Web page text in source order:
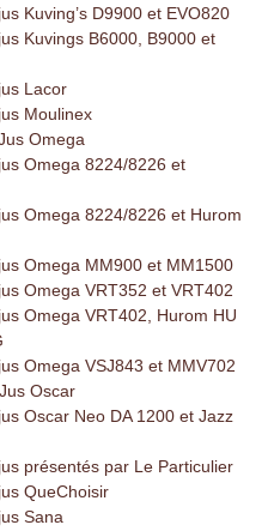
Kuving’s D9900 et EVO820
Kuvings B6000, B9000 et
Lacor
Moulinex
Omega
Omega 8224/8226 et
Omega 8224/8226 et Hurom
Omega MM900 et MM1500
Omega VRT352 et VRT402
Omega VRT402, Hurom HU
Omega VSJ843 et MMV702
Oscar
Oscar Neo DA 1200 et Jazz
présentés par Le Particulier
QueChoisir
Sana